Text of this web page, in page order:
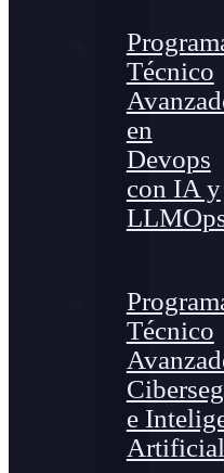
Técnico
en
Devops
con IA y
Técnico
e
Artificial